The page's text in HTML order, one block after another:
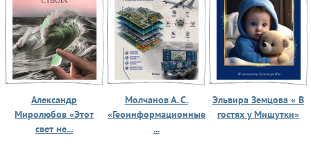
Александр
Миролюбов «Этот
свет не...
Молчанов А. С.
«Геоинформационные
...
Эльвира Земцова « В
гостях у Мишутки»